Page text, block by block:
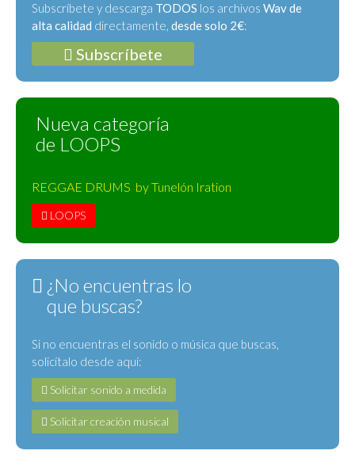
Subscríbete y descarga TODOS los archivos Wav de
alta calidad directamente, desde solo 2€:
Subscríbete
Nueva categoría
de LOOPS
REGGAE DRUMS by Tunelón Iration
LOOPS
¿No encuentras lo
que buscas?
Si no encuentras el sonido o música que buscas,
solicítalo desde aquí:
Solicitar sonido a medida
Solicitar creación musical